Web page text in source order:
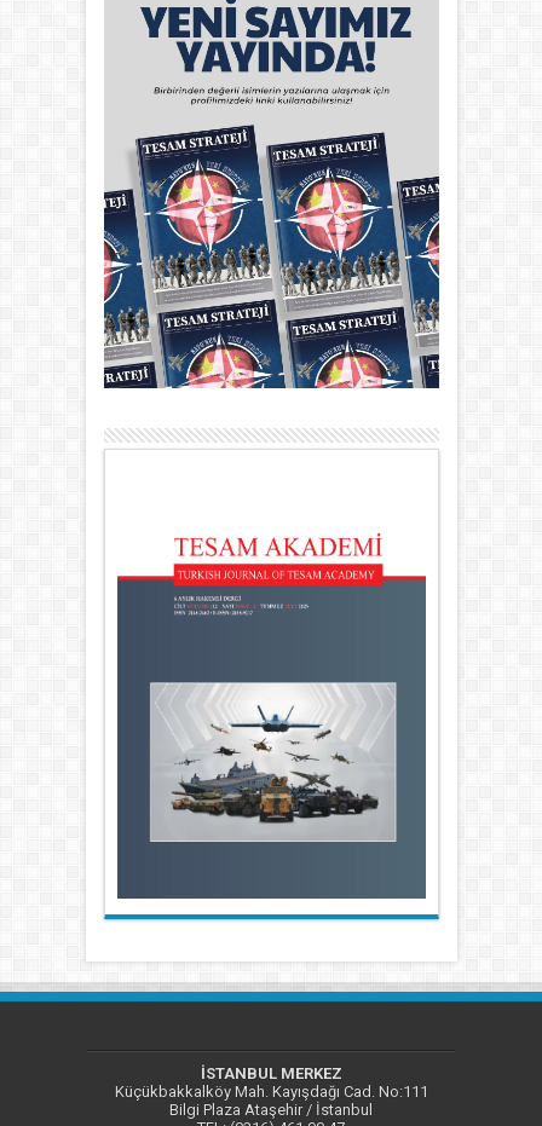
İSTANBUL MERKEZ
Küçükbakkalköy Mah. Kayışdağı Cad. No:111
Bilgi Plaza Ataşehir / İstanbul